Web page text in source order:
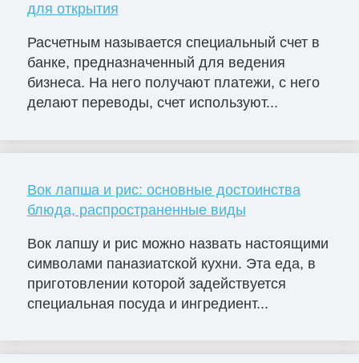
для открытия
Расчетным называется специальный счет в
банке, предназначенный для ведения
бизнеса. На него получают платежи, с него
делают переводы, счет используют...
Вок лапша и рис: основные достоинства
блюда, распространенные виды
Вок лапшу и рис можно назвать настоящими
символами паназиатской кухни. Эта еда, в
приготовлении которой задействуется
специальная посуда и ингредиент...